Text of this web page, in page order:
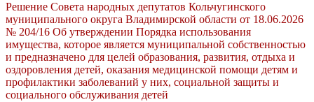
Решение Совета народных депутатов Кольчугинского
муниципального округа Владимирской области от 18.06.2026
№ 204/16 Об утверждении Порядка использования
имущества, которое является муниципальной собственностью
и предназначено для целей образования, развития, отдыха и
оздоровления детей, оказания медицинской помощи детям и
профилактики заболеваний у них, социальной защиты и
социального обслуживания детей